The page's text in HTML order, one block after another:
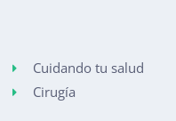
Cuidando tu salud
Cirugía